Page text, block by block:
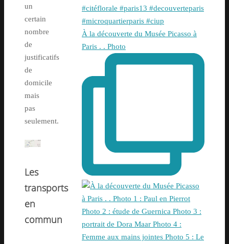
un
certain
nombre
de
justificatifs
de
domicile
mais
pas
seulement.
Les
transports
en
commun
À la découverte du Musée Picasso à
Paris . . Photo